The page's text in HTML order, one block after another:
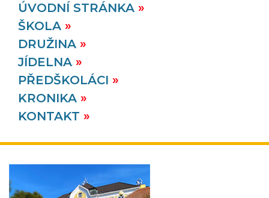
ÚVODNÍ STRÁNKA
ŠKOLA
DRUŽINA
JÍDELNA
PŘEDŠKOLÁCI
KRONIKA
KONTAKT